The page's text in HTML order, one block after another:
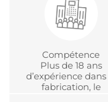
Compétence
Plus de 18 ans
d’expérience dans
fabrication, le